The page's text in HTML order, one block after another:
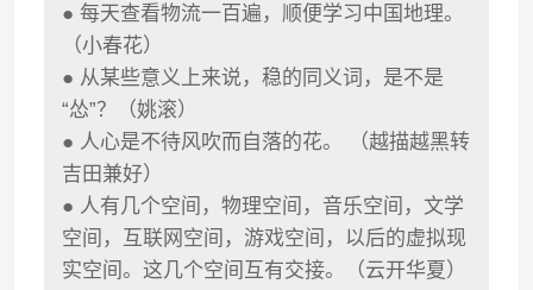
● 每天查看物流一百遍，顺便学习中国地理。
（小春花）
● 从某些意义上来说，稳的同义词，是不是
“怂”？（姚滚）
● 人心是不待风吹而自落的花。 （越描越黑转
吉田兼好）
● 人有几个空间，物理空间，音乐空间，文学
空间，互联网空间，游戏空间，以后的虚拟现
实空间。这几个空间互有交接。（云开华夏）